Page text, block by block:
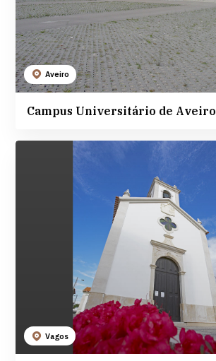
Aveiro
Campus Universitário de Aveiro
Vagos